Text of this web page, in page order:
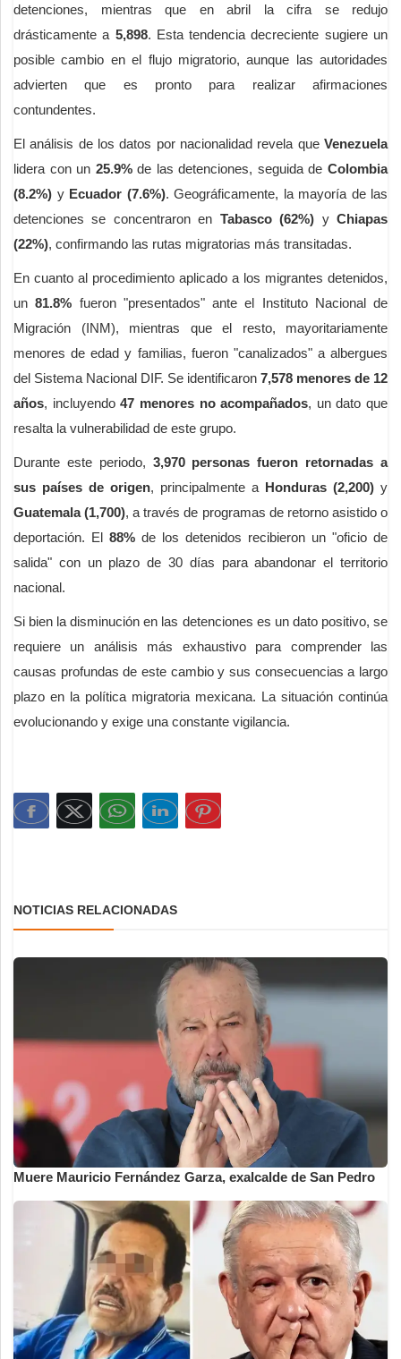
detenciones, mientras que en abril la cifra se redujo
drásticamente a 5,898. Esta tendencia decreciente sugiere un
posible cambio en el flujo migratorio, aunque las autoridades
advierten que es pronto para realizar afirmaciones
contundentes.
El análisis de los datos por nacionalidad revela que Venezuela
lidera con un 25.9%de las detenciones, seguida deColombia
(8.2%) y Ecuador (7.6%). Geográficamente, la mayoría de las
detenciones se concentraron en Tabasco (62%) yChiapas
(22%), confirmando las rutas migratorias más transitadas.
En cuanto al procedimiento aplicado a los migrantes detenidos,
un81.8% fueron "presentados" ante el Instituto Nacional de
Migración (INM), mientras que el resto, mayoritariamente
menores de edad y familias, fueron "canalizados" a albergues
del Sistema Nacional DIF. Se identificaron 7,578 menores de 12
años, incluyendo47 menores no acompañados, un dato que
resalta la vulnerabilidad de este grupo.
Durante este periodo, 3,970 personas fueron retornadas a
sus países de origen, principalmente a Honduras (2,200) y
Guatemala (1,700), a través de programas de retorno asistido o
deportación. El 88% de los detenidos recibieron un "oficio de
salida" con un plazo de 30 días para abandonar el territorio
nacional.
Si bien la disminución en las detenciones es un dato positivo, se
requiere un análisis más exhaustivo para comprender las
causas profundas de este cambio y sus consecuencias a largo
plazo en la política migratoria mexicana. La situación continúa
evolucionando y exige una constante vigilancia.
NOTICIAS RELACIONADAS
Muere Mauricio Fernández Garza, exalcalde de San Pedro